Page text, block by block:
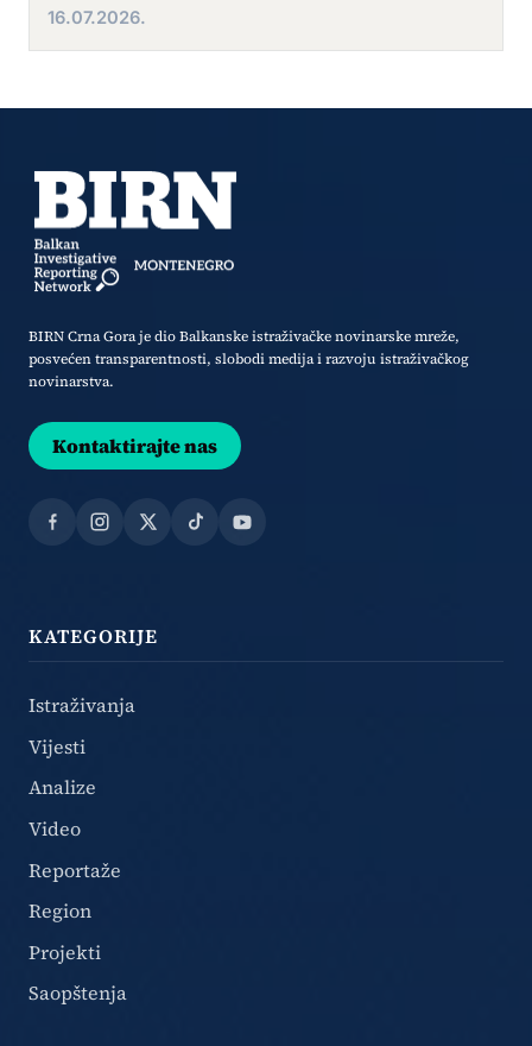
16.07.2026.
BIRN Crna Gora je dio Balkanske istraživačke novinarske mreže,
posvećen transparentnosti, slobodi medija i razvoju istraživačkog
novinarstva.
Kontaktirajte nas
Facebook
Instagram
X TikTokYouTube
KATEGORIJE
Istraživanja
Vijesti
Analize
Video
Reportaže
Region
Projekti
Saopštenja